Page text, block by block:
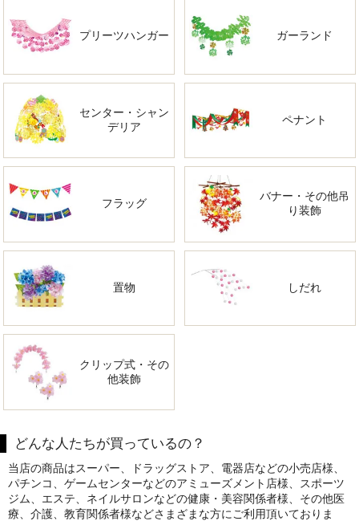
プリーツハンガー ガーランド
センター・シャン
デリア
ペナント
フラッグ
バナー・その他吊
り装飾
置物 しだれ
クリップ式・その
他装飾
どんな人たちが買っているの？
当店の商品はスーパー、ドラッグストア、電器店などの小売店様、
パチンコ、ゲームセンターなどのアミューズメント店様、スポーツ
ジム、エステ、ネイルサロンなどの健康・美容関係者様、その他医
療、介護、教育関係者様などさまざまな方にご利用頂いておりま